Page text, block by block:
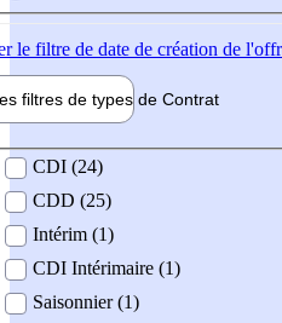
le filtre de date de création de
filtres de types de Contrat
contrat
CDI (24)
CDD (25)
Intérim (1)
CDI Intérimaire (1)
Saisonnier (1)